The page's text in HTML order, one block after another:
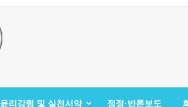
윤리강령 및 실천서약 정정·반론보도